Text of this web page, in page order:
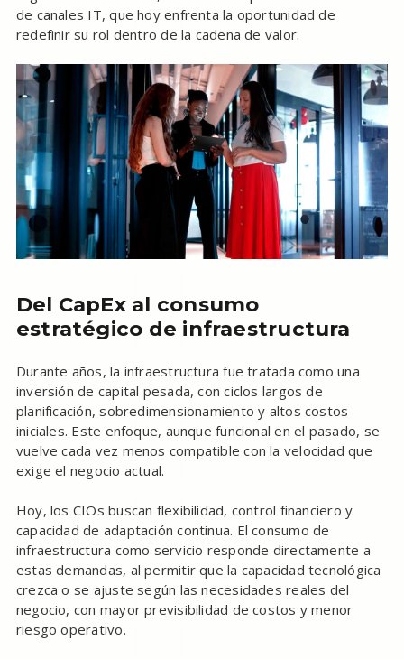
de canales IT, que hoy enfrenta la oportunidad de
redefinir su rol dentro de la cadena de valor.
Del CapEx al consumo
estratégico de infraestructura
Durante años, la infraestructura fue tratada como una
inversión de capital pesada, con ciclos largos de
planificación, sobredimensionamiento y altos costos
iniciales. Este enfoque, aunque funcional en el pasado, se
vuelve cada vez menos compatible con la velocidad que
exige el negocio actual.
Hoy, los CIOs buscan flexibilidad, control financiero y
capacidad de adaptación continua. El consumo de
infraestructura como servicio responde directamente a
estas demandas, al permitir que la capacidad tecnológica
crezca o se ajuste según las necesidades reales del
negocio, con mayor previsibilidad de costos y menor
riesgo operativo.